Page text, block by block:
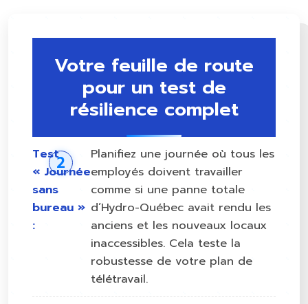
Votre feuille de route
pour un test de
résilience complet
Test
« Journée
sans
bureau »
:
Planifiez une journée où tous les
employés doivent travailler
comme si une panne totale
d’Hydro-Québec avait rendu les
anciens et les nouveaux locaux
inaccessibles. Cela teste la
robustesse de votre plan de
télétravail.